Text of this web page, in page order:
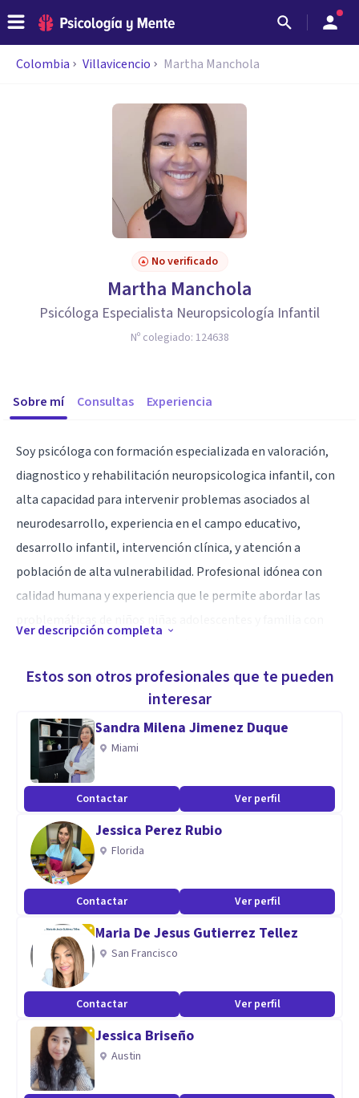
Colombia Villavicencio Martha Manchola
No verificado
Martha Manchola
Psicóloga Especialista Neuropsicología Infantil
Nº colegiado: 124638
Sobre mí Consultas Experiencia
Soy psicóloga con formación especializada en valoración,
diagnostico y rehabilitación neuropsicologica infantil, con
alta capacidad para intervenir problemas asociados al
neurodesarrollo, experiencia en el campo educativo,
desarrollo infantil, intervención clínica, y atención a
población de alta vulnerabilidad. Profesional idónea con
calidad humana y experiencia que le permite abordar las
necesidades. contacto - 3202844981
Siempre con disposición para apoyar los procesos que
generan problemática a la infancia y su familia. -
Aptitudes
Psicóloga Especialista en Neuropsicología Infantil
Ver descripción completa
Estos son otros profesionales que te pueden
interesar
Sandra Milena Jimenez Duque
Miami
Contactar Ver perfil
Jessica Perez Rubio
Florida
Contactar Ver perfil
Maria De Jesus Gutierrez Tellez
San Francisco
Contactar Ver perfil
Jessica Briseño
Austin